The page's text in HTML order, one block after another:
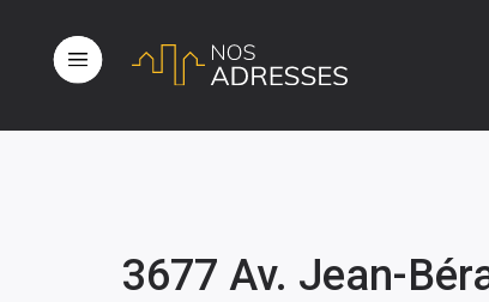
3677 Av. Jean-